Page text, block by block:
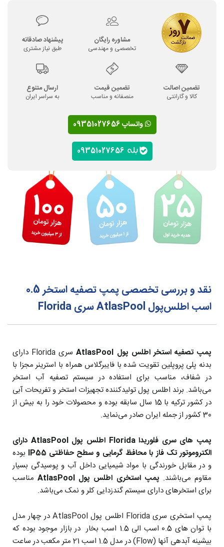
مشاوره رایگان
تخصصی و مهندسی
پیشنهاد صادقانه
طبق نیاز مشتری
تضمین اصالت
کالا و گارانتی
تضمین قیمت
منصفانه و مناسب
ارسال متنوع
به سراسر ایران
واتساپ 09351027656
نقد و بررسی تخصصی پمپ تصفیه استخر 0.5
اسب اطلس‌پول AtlasPool سری Florida
پمپ تصفیه استخر اطلس پول AtlasPool
سری Florida دارای
بدنه پلی پروپلین تقویت شده با فایبرگلاس همراه با استرینر مجزا با
در شفاف، مناسب برای استفاده در سیستم تصفیه آب استخر
می‌باشد. برند اطلس پول تولیدکننده تجهیزات استخر و تفریحات آبی
در کشور ترکیه با 15 سال سابقه بوده و محصولات خود را به بیش از
30 کشور از جمله ایران صادر می‌نماید.
پمپ های سری فلوریدا Florida اطلس پول AtlasPool
دارای
الکتروموتور تک فاز با محافظ گرمایی و سطح حفاظتی IP55
بوده
و در مقابل خورندگی با مواد شیمیایی داخل آب و پوسیدگی بسیار
مقاوم می‌باشند. پمپ استخری اطلس پول AtlasPool
مناسب
برای استخرهای دارای سیستم گندزدایی کلر و نمک می‌باشد.
پمپ استخری سری Florida اطلس پول AtlasPool در چهار مدل
با توان های 0.5 اسب الی 1.5 اسب بخار در بازار موجود بوده که
بیشینه آبدهی آنها (Flow) در مدل 1.5 اسب 21 متر مکعب در ساعت